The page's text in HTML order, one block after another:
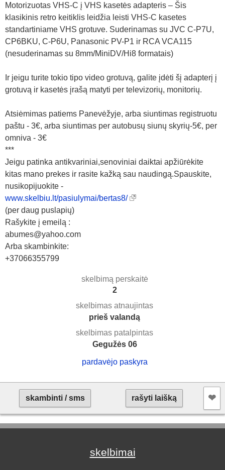
Motorizuotas VHS-C į VHS kasetės adapteris – Šis
klasikinis retro keitiklis leidžia leisti VHS-C kasetes
standartiniame VHS grotuve. Suderinamas su JVC C-P7U,
CP6BKU, C-P6U, Panasonic PV-P1 ir RCA VCA115
(nesuderinamas su 8mm/MiniDV/Hi8 formatais)
Ir jeigu turite tokio tipo video grotuvą, galite įdėti šį adapterį į
grotuvą ir kasetės įrašą matyti per televizorių, monitorių.
Atsiėmimas patiems Panevėžyje, arba siuntimas registruotu
paštu - 3€, arba siuntimas per autobusų siunų skyrių-5€, per
omniva - 3€
***
Jeigu patinka antikvariniai,senoviniai daiktai apžiūrėkite
kitas mano prekes ir rasite kažką sau naudingą.Spauskite,
nusikopijuokite -
www.skelbiu.lt/pasiulymai/bertas8/
(per daug puslapių)
Rašykite į emeilą :
abumes@yahoo.com
Arba skambinkite:
+37066355799
skelbimą perskaitė
2
skelbimas atnaujintas
prieš valandą
skelbimas patalpintas
Gegužės 06
pardavėjo paskyra
skambinti / sms rašyti laišką ❤︎
skelbimai